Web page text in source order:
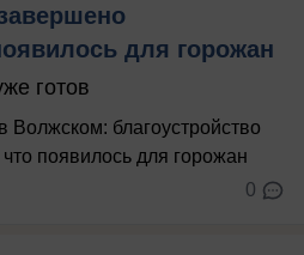
для горожан
готов
0